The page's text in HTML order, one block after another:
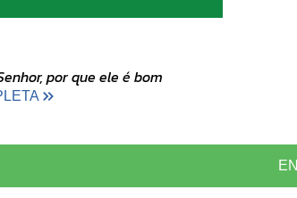
por que ele é bom